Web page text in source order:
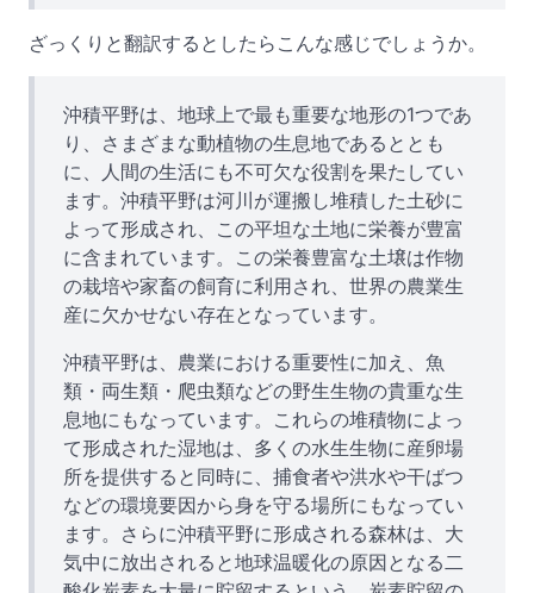
ざっくりと翻訳するとしたらこんな感じでしょうか。
沖積平野は、地球上で最も重要な地形の1つであ
り、さまざまな動植物の生息地であるととも
に、人間の生活にも不可欠な役割を果たしてい
ます。沖積平野は河川が運搬し堆積した土砂に
よって形成され、この平坦な土地に栄養が豊富
に含まれています。この栄養豊富な土壌は作物
の栽培や家畜の飼育に利用され、世界の農業生
産に欠かせない存在となっています。
沖積平野は、農業における重要性に加え、魚
類・両生類・爬虫類などの野生生物の貴重な生
息地にもなっています。これらの堆積物によっ
て形成された湿地は、多くの水生生物に産卵場
所を提供すると同時に、捕食者や洪水や干ばつ
などの環境要因から身を守る場所にもなってい
ます。さらに沖積平野に形成される森林は、大
気中に放出されると地球温暖化の原因となる二